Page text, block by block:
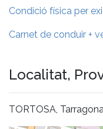
Condició física per
Carnet de conduir +
Localitat,
TORTOSA, Tarragona